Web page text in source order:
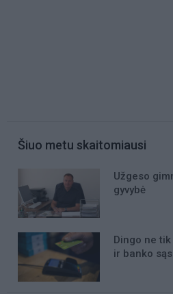
Šiuo metu skaitomiausi
Užgeso
gyvybė
Dingo ne
ir banko